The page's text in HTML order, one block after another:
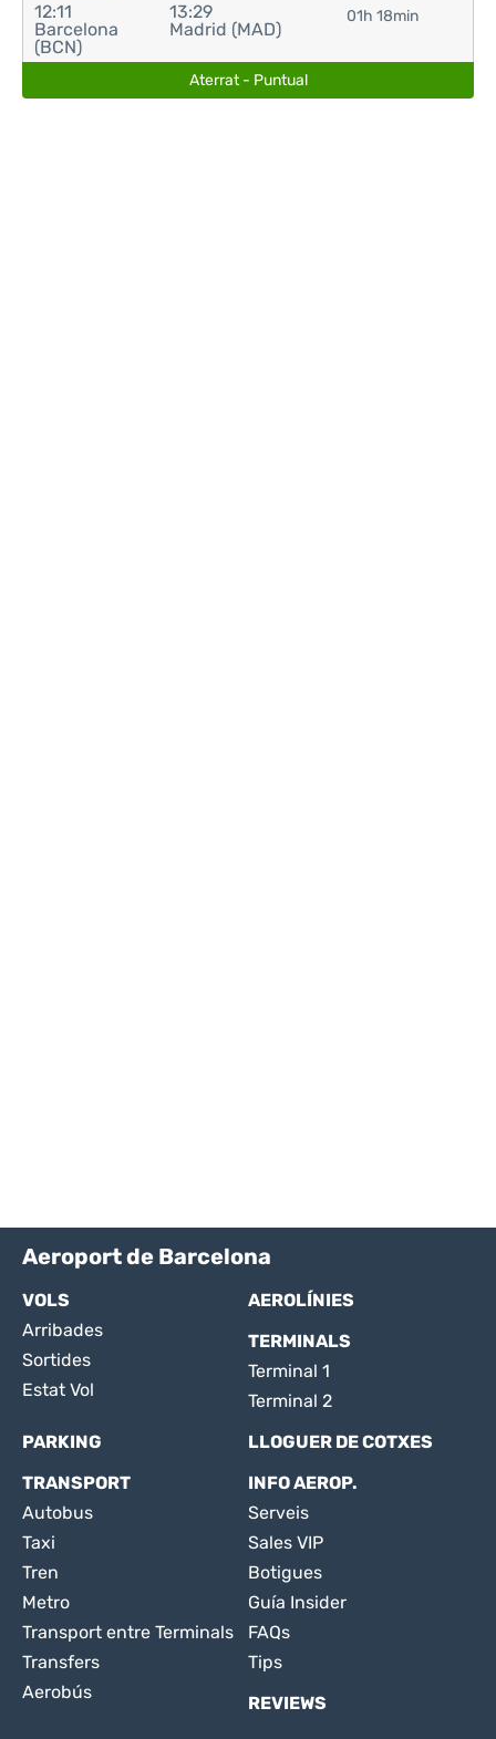
12:11
Barcelona
(BCN)
13:29
Madrid (MAD)
01h 18min
Aterrat - Puntual
Aeroport de Barcelona
VOLS
Arribades
Sortides
Estat Vol
AEROLÍNIES
TERMINALS
Terminal 1
Terminal 2
PARKING
LLOGUER DE COTXES
TRANSPORT
Autobus
Taxi
Tren
Metro
Transport entre Terminals
Transfers
Aerobús
INFO AEROP.
Serveis
Sales VIP
Botigues
Guía Insider
FAQs
Tips
REVIEWS